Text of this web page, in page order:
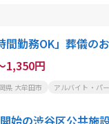
間勤務OK」葬儀の
1,350円
県 大牟田市 アルバイト・パ